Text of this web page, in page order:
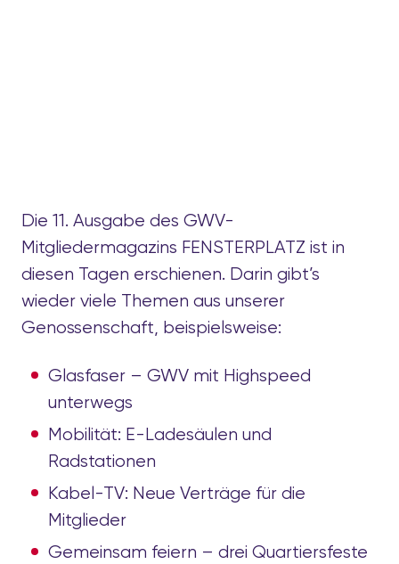
Die 11. Ausgabe des GWV-
Mitgliedermagazins FENSTERPLATZ ist in
diesen Tagen erschienen. Darin gibt’s
wieder viele Themen aus unserer
Genossenschaft, beispielsweise:
Glasfaser – GWV mit Highspeed
unterwegs
Mobilität: E-Ladesäulen und
Radstationen
Kabel-TV: Neue Verträge für die
Mitglieder
Gemeinsam feiern – drei Quartiersfeste